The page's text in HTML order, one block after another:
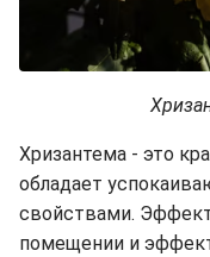
Хризантема - это
обладает
свойствами.
помещении и